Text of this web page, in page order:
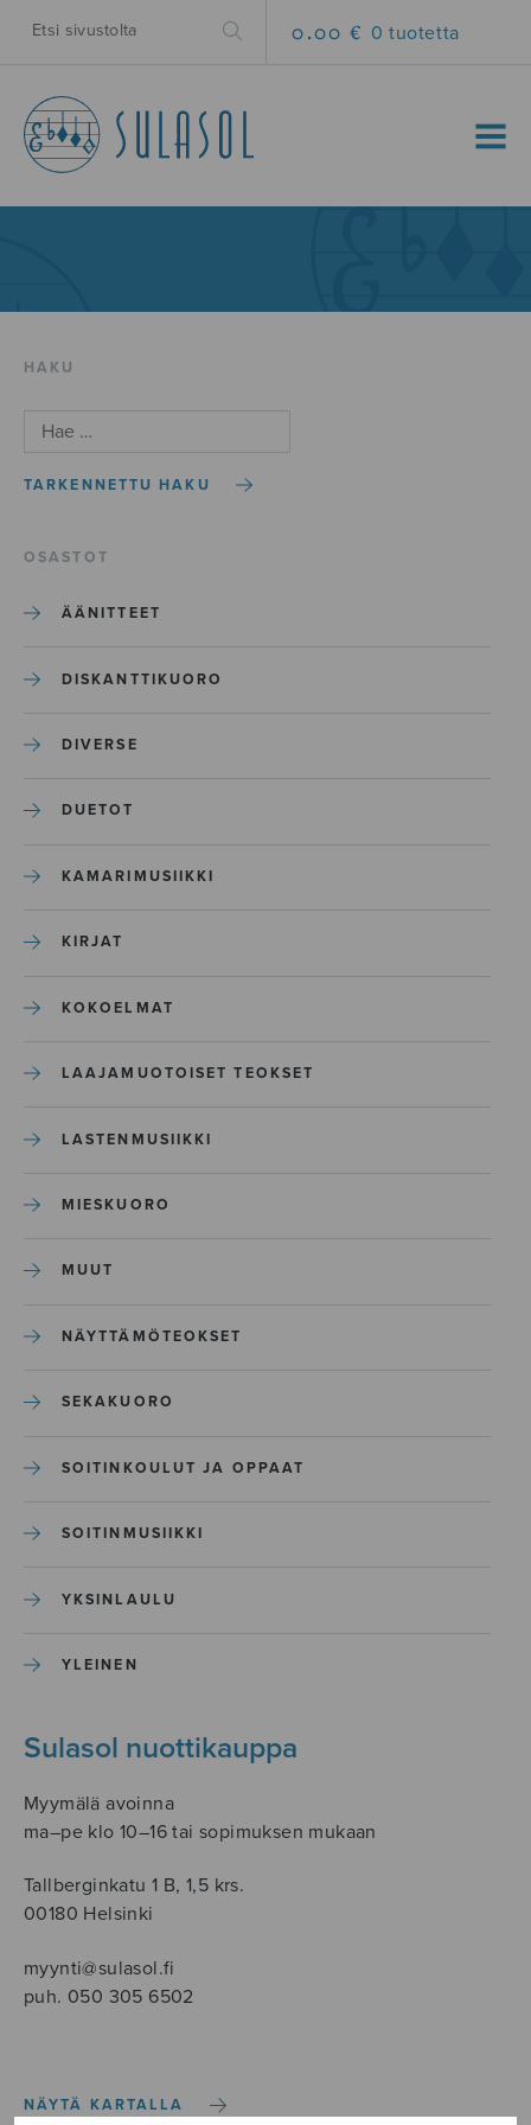
0.00 € 0 tuotetta
MENU
HAKU
TARKENNETTU HAKU
OSASTOT
ÄÄNITTEET
DISKANTTIKUORO
DIVERSE
DUETOT
KAMARIMUSIIKKI
KIRJAT
KOKOELMAT
LAAJAMUOTOISET TEOKSET
LASTENMUSIIKKI
MIESKUORO
MUUT
NÄYTTÄMÖTEOKSET
SEKAKUORO
SOITINKOULUT JA OPPAAT
SOITINMUSIIKKI
YKSINLAULU
YLEINEN
Sulasol nuottikauppa
Myymälä avoinna
ma–pe klo 10–16 tai sopimuksen mukaan
Tallberginkatu 1 B, 1,5 krs.
00180 Helsinki
myynti@sulasol.fi
puh. 050 305 6502
NÄYTÄ KARTALLA